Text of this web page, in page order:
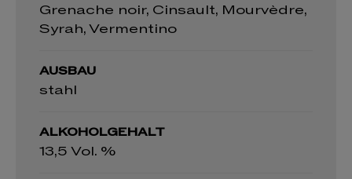
Grenache noir, Cinsault, Mourvèdre,
Syrah, Vermentino
AUSBAU
stahl
ALKOHOLGEHALT
13,5 Vol. %